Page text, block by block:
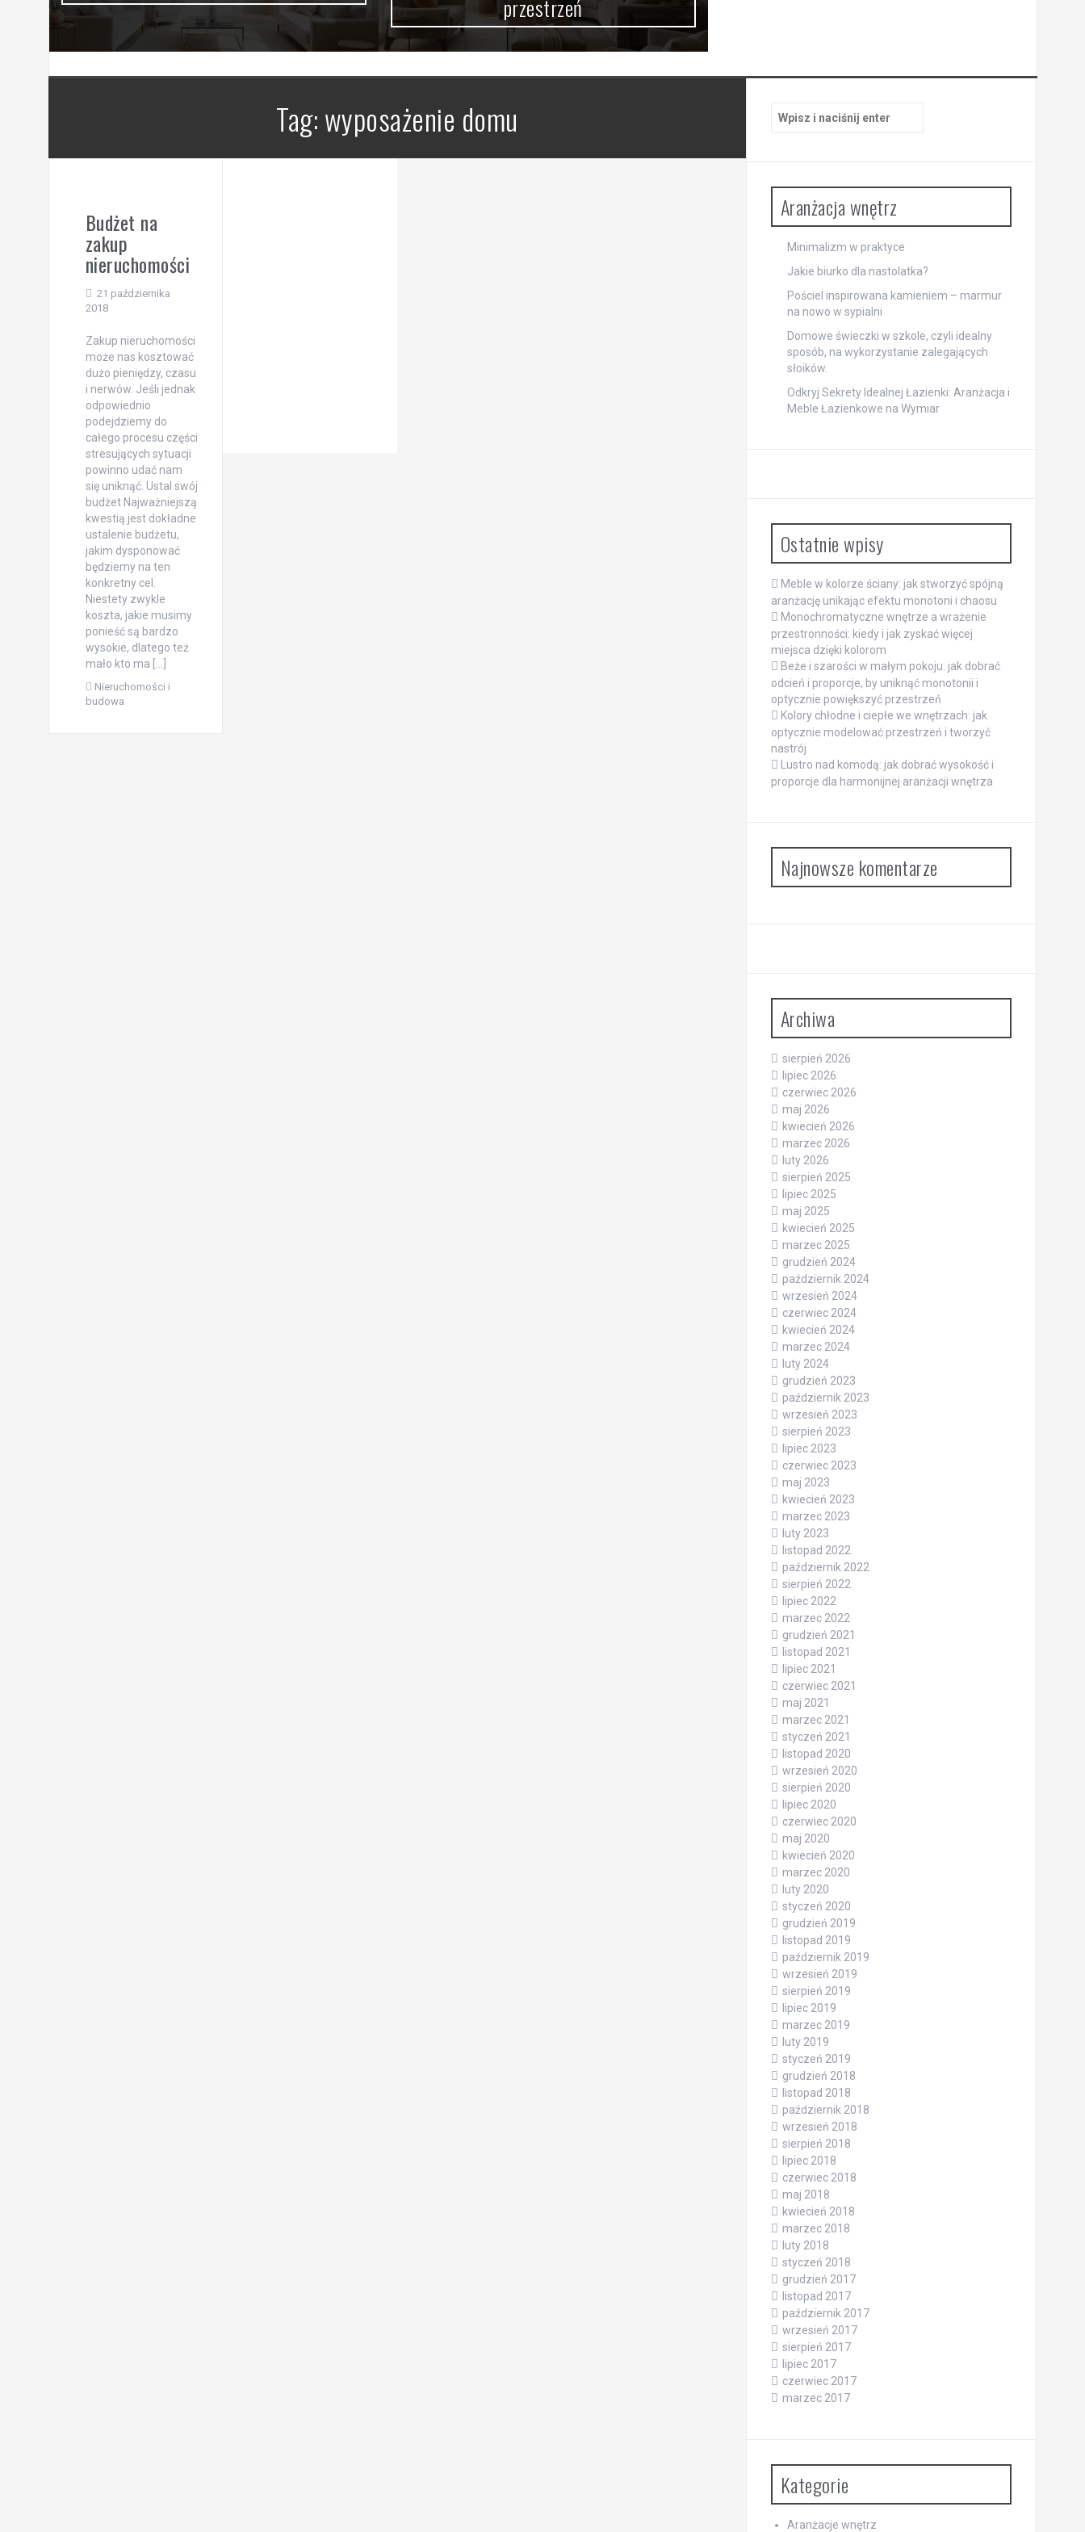
przestrzeń
Tag:wyposażenie domu
Budżet na
zakup
nieruchomości
21 października
2018
Zakup nieruchomości
może nas kosztować
dużo pieniędzy, czasu
i nerwów. Jeśli jednak
odpowiednio
podejdziemy do
całego procesu części
stresujących sytuacji
powinno udać nam
się uniknąć. Ustal swój
budżet Najważniejszą
kwestią jest dokładne
ustalenie budżetu,
jakim dysponować
będziemy na ten
konkretny cel.
Niestety zwykle
koszta, jakie musimy
ponieść są bardzo
wysokie, dlatego też
mało kto ma […]
Nieruchomości i
budowa
Aranżacja wnętrz
Minimalizm w praktyce
Jakie biurko dla nastolatka?
Pościel inspirowana kamieniem – marmur
na nowo w sypialni
Domowe świeczki w szkole, czyli idealny
sposób, na wykorzystanie zalegających
słoików.
Odkryj Sekrety Idealnej Łazienki: Aranżacja i
Meble Łazienkowe na Wymiar
Ostatnie wpisy
Meble w kolorze ściany: jak stworzyć spójną
aranżację unikając efektu monotoni i chaosu
Monochromatyczne wnętrze a wrażenie
przestronności: kiedy i jak zyskać więcej
miejsca dzięki kolorom
Beże i szarości w małym pokoju: jak dobrać
odcień i proporcje, by uniknąć monotonii i
optycznie powiększyć przestrzeń
Kolory chłodne i ciepłe we wnętrzach: jak
optycznie modelować przestrzeń i tworzyć
nastrój
Lustro nad komodą: jak dobrać wysokość i
proporcje dla harmonijnej aranżacji wnętrza
Najnowsze komentarze
Archiwa
sierpień 2026
lipiec 2026
czerwiec 2026
maj 2026
kwiecień 2026
marzec 2026
luty 2026
sierpień 2025
lipiec 2025
maj 2025
kwiecień 2025
marzec 2025
grudzień 2024
październik 2024
wrzesień 2024
czerwiec 2024
kwiecień 2024
marzec 2024
luty 2024
grudzień 2023
październik 2023
wrzesień 2023
sierpień 2023
lipiec 2023
czerwiec 2023
maj 2023
kwiecień 2023
marzec 2023
luty 2023
listopad 2022
październik 2022
sierpień 2022
lipiec 2022
marzec 2022
grudzień 2021
listopad 2021
lipiec 2021
czerwiec 2021
maj 2021
marzec 2021
styczeń 2021
listopad 2020
wrzesień 2020
sierpień 2020
lipiec 2020
czerwiec 2020
maj 2020
kwiecień 2020
marzec 2020
luty 2020
styczeń 2020
grudzień 2019
listopad 2019
październik 2019
wrzesień 2019
sierpień 2019
lipiec 2019
marzec 2019
luty 2019
styczeń 2019
grudzień 2018
listopad 2018
październik 2018
wrzesień 2018
sierpień 2018
lipiec 2018
czerwiec 2018
maj 2018
kwiecień 2018
marzec 2018
luty 2018
styczeń 2018
grudzień 2017
listopad 2017
październik 2017
wrzesień 2017
sierpień 2017
lipiec 2017
czerwiec 2017
marzec 2017
Kategorie
Aranżacje wnętrz